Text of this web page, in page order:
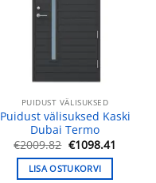
PUIDUST VÄLISUKSED
Puidust välisuksed Kaski
Dubai Termo
€2009.82 Algne
hind
oli:
€2009.82.
€1098.41
LISA OSTUKORVI